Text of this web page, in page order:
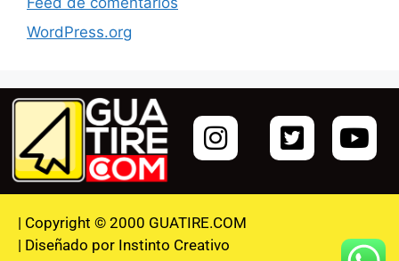
WordPress.org
| Copyright © 2000 GUATIRE.COM
| Diseñado por Instinto Creativo